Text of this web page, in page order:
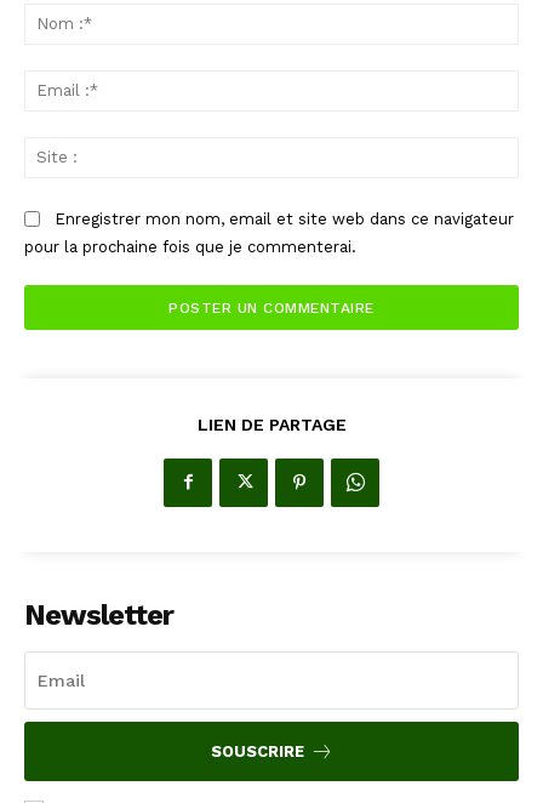
Enregistrer mon nom, email et site web dans ce navigateur
pour la prochaine fois que je commenterai.
LIEN DE PARTAGE
Newsletter
SOUSCRIRE